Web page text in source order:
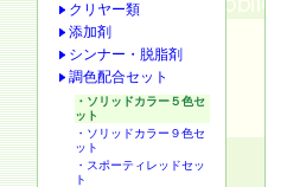
クリヤー類
添加剤
シンナー・脱脂剤
調色配合セット
・ソリッドカラー５色セ
ット
・ソリッドカラー９色セ
ット
・スポーティレッドセッ
ト